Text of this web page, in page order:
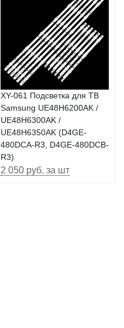
XY-061 Подсветка для ТВ
Samsung UE48H6200AK /
UE48H6300AK /
UE48H6350AK (D4GE-
480DCA-R3, D4GE-480DCB-
R3)
2 050 руб. за шт